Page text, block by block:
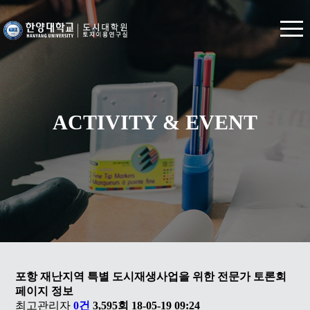
ACTIVITY & EVENT
포항 재난지역 특별 도시재생사업을 위한 전문가 토론회
페이지 정보
최고관리자 0건 3,595회 18-05-19 09:24